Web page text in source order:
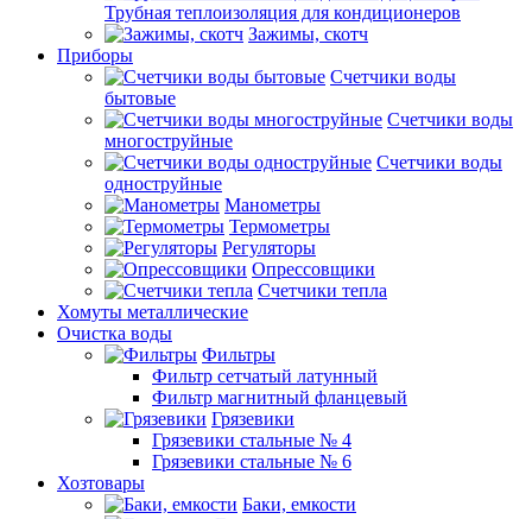
Трубная теплоизоляция для кондиционеров
Зажимы, скотч
Приборы
Счетчики воды
бытовые
Счетчики воды
многоструйные
Счетчики воды
одноструйные
Манометры
Термометры
Регуляторы
Опрессовщики
Счетчики тепла
Хомуты металлические
Очистка воды
Фильтры
Фильтр сетчатый латунный
Фильтр магнитный фланцевый
Грязевики
Грязевики стальные № 4
Грязевики стальные № 6
Хозтовары
Баки, емкости